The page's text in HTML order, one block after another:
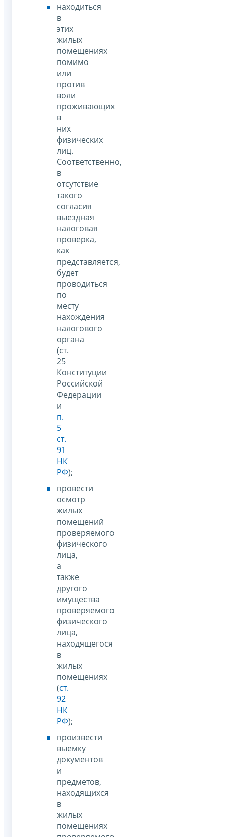
находиться
в
этих
жилых
помещениях
помимо
или
против
воли
проживающих
в
них
физических
лиц.
Соответственно,
в
отсутствие
такого
согласия
выездная
налоговая
проверка,
как
представляется,
будет
проводиться
по
месту
нахождения
налогового
органа
(ст.
25
Конституции
Российской
Федерации
и
п.
5
ст.
91
НК
РФ);
провести
осмотр
жилых
помещений
проверяемого
физического
лица,
а
также
другого
имущества
проверяемого
физического
лица,
находящегося
в
жилых
помещениях
(ст.
92
НК
РФ);
произвести
выемку
документов
и
предметов,
находящихся
в
жилых
помещениях